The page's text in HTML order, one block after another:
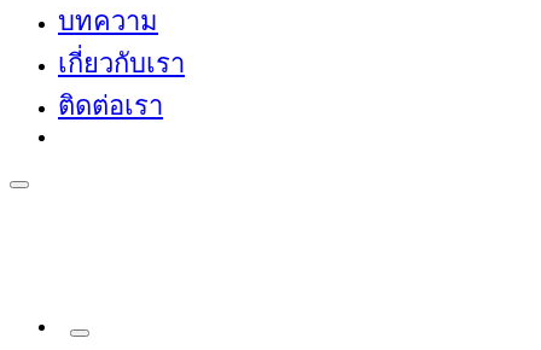
บทความ
เกี่ยวกับเรา
ติดต่อเรา